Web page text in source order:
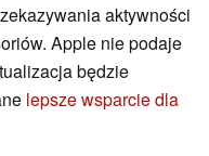
aktywności
Apple nie podaje
będzie
lepsze wsparcie dla